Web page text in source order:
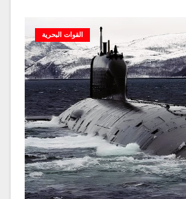
القوات البحرية